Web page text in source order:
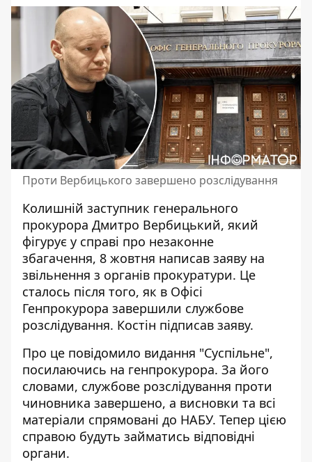
Проти Вербицького завершено розслідування
Колишній заступник генерального
прокурора Дмитро Вербицький, який
фігурує у справі про незаконне
збагачення, 8 жовтня написав заяву на
звільнення з органів прокуратури. Це
сталось після того, як в Офісі
Генпрокурора завершили службове
розслідування. Костін підписав заяву.
Про це повідомило видання "Суспільне",
посилаючись на генпрокурора. За його
словами, службове розслідування проти
чиновника завершено, а висновки та всі
матеріали спрямовані до НАБУ. Тепер цією
справою будуть займатись відповідні
органи.